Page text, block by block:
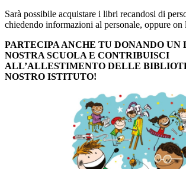
Sarà possibile acquistare i libri recandosi di
chiedendo informazioni al personale, oppure on
PARTECIPA ANCHE TU DONANDO
NOSTRA SCUOLA E CONTRIBUISCI
ALL’ALLESTIMENTO DELLE
NOSTRO ISTITUTO!